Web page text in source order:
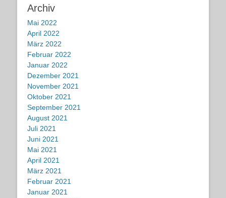
Archiv
Mai 2022
April 2022
März 2022
Februar 2022
Januar 2022
Dezember 2021
November 2021
Oktober 2021
September 2021
August 2021
Juli 2021
Juni 2021
Mai 2021
April 2021
März 2021
Februar 2021
Januar 2021